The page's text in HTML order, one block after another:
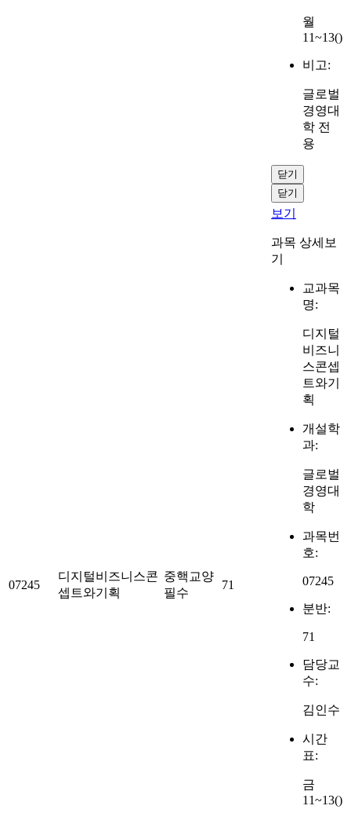
월
11~13()
비고:
글로벌
경영대
학 전
용
닫기
닫기
07245
디지털비즈니스콘
셉트와기획
중핵교양
필수
71
보기
과목 상세보
기
교과목
명:
디지털
비즈니
스콘셉
트와기
획
개설학
과:
글로벌
경영대
학
과목번
호:
07245
분반:
71
담당교
수:
김인수
시간
표:
금
11~13()